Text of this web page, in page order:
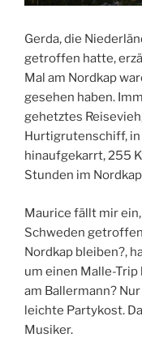
Gerda, die
getroffen hatte,
Mal am Nordkap
gesehen haben.
gehetztes
Hurtigrutenschiff,
hinaufgekarrt, 255
Stunden im
Maurice fällt mir
Schweden
Nordkap bleiben?,
um einen Malle-
am Ballermann?
leichte Partykost.
Musiker.